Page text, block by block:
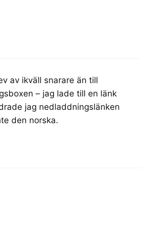
av ikväll snarare än till
– jag lade till en länk
jag nedladdningslänken
den norska.